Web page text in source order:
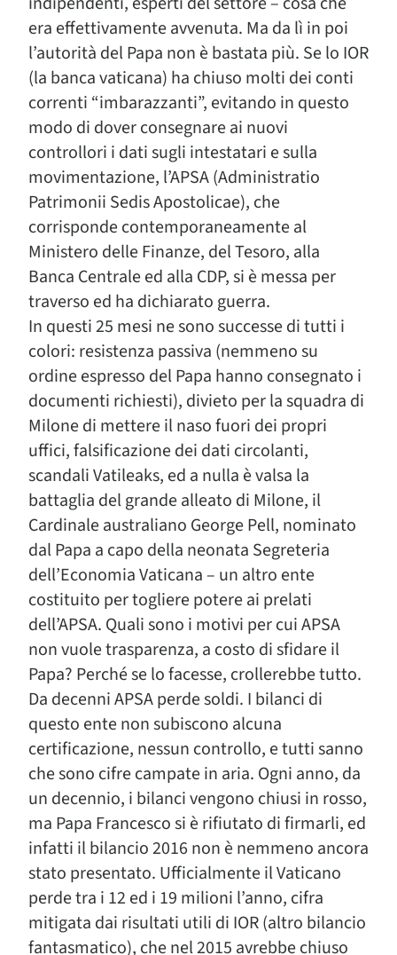
era effettivamente avvenuta. Ma da lì in poi
l’autorità del Papa non è bastata più. Se lo IOR
(la banca vaticana) ha chiuso molti dei conti
correnti “imbarazzanti”, evitando in questo
modo di dover consegnare ai nuovi
controllori i dati sugli intestatari e sulla
movimentazione, l’APSA (Administratio
Patrimonii Sedis Apostolicae), che
corrisponde contemporaneamente al
Ministero delle Finanze, del Tesoro, alla
Banca Centrale ed alla CDP, si è messa per
traverso ed ha dichiarato guerra.
In questi 25 mesi ne sono successe di tutti i
colori: resistenza passiva (nemmeno su
ordine espresso del Papa hanno consegnato i
documenti richiesti), divieto per la squadra di
Milone di mettere il naso fuori dei propri
uffici, falsificazione dei dati circolanti,
scandali Vatileaks, ed a nulla è valsa la
battaglia del grande alleato di Milone, il
Cardinale australiano George Pell, nominato
dal Papa a capo della neonata Segreteria
dell’Economia Vaticana – un altro ente
costituito per togliere potere ai prelati
dell’APSA. Quali sono i motivi per cui APSA
non vuole trasparenza, a costo di sfidare il
Papa? Perché se lo facesse, crollerebbe tutto.
Da decenni APSA perde soldi. I bilanci di
questo ente non subiscono alcuna
certificazione, nessun controllo, e tutti sanno
che sono cifre campate in aria. Ogni anno, da
un decennio, i bilanci vengono chiusi in rosso,
ma Papa Francesco si è rifiutato di firmarli, ed
infatti il bilancio 2016 non è nemmeno ancora
stato presentato. Ufficialmente il Vaticano
perde tra i 12 ed i 19 milioni l’anno, cifra
mitigata dai risultati utili di IOR (altro bilancio
fantasmatico), che nel 2015 avrebbe chiuso